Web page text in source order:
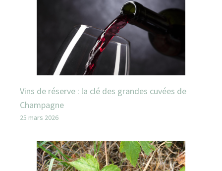
Vins de réserve : la clé des grandes cuvées de
Champagne
25 mars 2026